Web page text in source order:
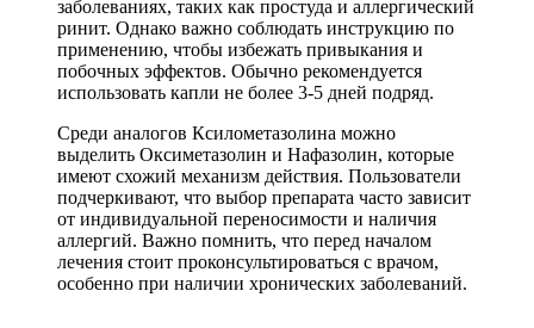
заболеваниях, таких как простуда и аллергический
ринит. Однако важно соблюдать инструкцию по
применению, чтобы избежать привыкания и
побочных эффектов. Обычно рекомендуется
использовать капли не более 3-5 дней подряд.
Среди аналогов Ксилометазолина можно
выделить Оксиметазолин и Нафазолин, которые
имеют схожий механизм действия. Пользователи
подчеркивают, что выбор препарата часто зависит
от индивидуальной переносимости и наличия
аллергий. Важно помнить, что перед началом
лечения стоит проконсультироваться с врачом,
особенно при наличии хронических заболеваний.